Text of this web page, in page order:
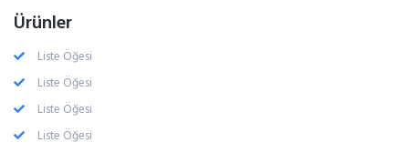
Ürünler
Liste Öğesi
Liste Öğesi
Liste Öğesi
Liste Öğesi